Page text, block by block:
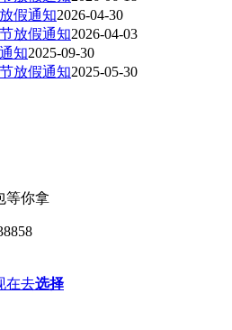
假通知2026-04-30
放假通知2026-04-03
知2025-09-30
放假通知2025-05-30
等你拿
在去选择